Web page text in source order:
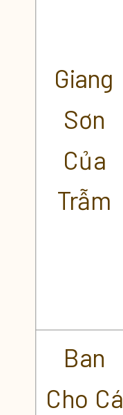
Giang
Sơn
Của
Trẫm
Ban
Cho Cá